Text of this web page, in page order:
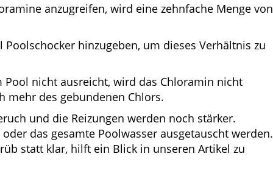
anzugreifen, wird eine zehnfache Menge von
hinzugeben, um dieses Verhältnis zu
nicht ausreicht, wird das Chloramin nicht
mehr des gebundenen Chlors.
und die Reizungen werden noch stärker.
das gesamte Poolwasser ausgetauscht werden.
statt klar, hilft ein Blick in unseren Artikel zu